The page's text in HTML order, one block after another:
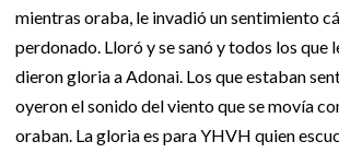
mientras oraba, le invadió un sentimiento
perdonado. Lloró y se sanó y todos los que
dieron gloria a Adonai. Los que estaban
oyeron el sonido del viento que se movía
oraban. La gloria es para YHVH quien